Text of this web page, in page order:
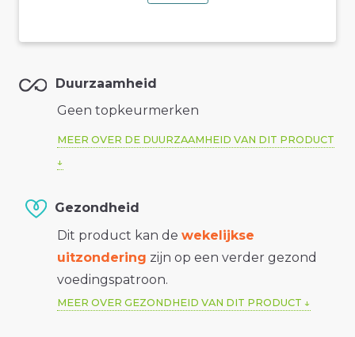
Duurzaamheid
Geen topkeurmerken
MEER OVER DE DUURZAAMHEID VAN DIT PRODUCT
Gezondheid
Dit product kan de wekelijkse
uitzondering zijn op een verder gezond
voedingspatroon.
MEER OVER GEZONDHEID VAN DIT PRODUCT